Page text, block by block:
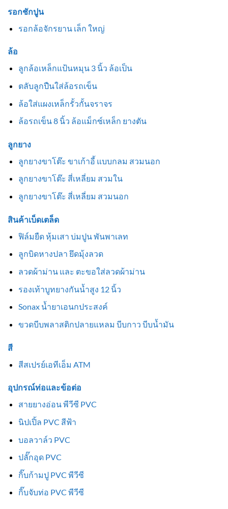
รอกชักปูน
รอกล้อจักรยาน เล็ก ใหญ่
ล้อ
ลูกล้อเหล็กแป้นหมุน 3 นิ้ว ล้อเป็น
ตลับลูกปืนใส่ล้อรถเข็น
ล้อใส่แผงเหล็กรั้วกั้นจราจร
ล้อรถเข็น 8 นิ้ว ล้อแม็กซ์เหล็ก ยางตัน
ลูกยาง
ลูกยางขาโต๊ะ ขาเก้าอี้ แบบกลม สวมนอก
ลูกยางขาโต๊ะ สี่เหลี่ยม สวมใน
ลูกยางขาโต๊ะ สี่เหลี่ยม สวมนอก
สินค้าเบ็ดเตล็ด
ฟิล์มยืด หุ้มเสา บ่มปูน พันพาเลท
ลูกบิดหางปลา ยึดมุ้งลวด
ลวดผ้าม่าน และ ตะขอใส่ลวดผ้าม่าน
รองเท้าบูทยางกันน้ำสูง 12 นิ้ว
Sonax น้ำยาเอนกประสงค์
ขวดบีบพลาสติกปลายแหลม บีบกาว บีบน้ำมัน
สี
สีสเปรย์เอทีเอ็ม ATM
อุปกรณ์ท่อและข้อต่อ
สายยางอ่อน พีวีซี PVC
นิปเปิ้ล PVC สีฟ้า
บอลวาล์ว PVC
ปลั๊กอุด PVC
กิ๊บก้ามปู PVC พีวีซี
กิ๊บจับท่อ PVC พีวีซี